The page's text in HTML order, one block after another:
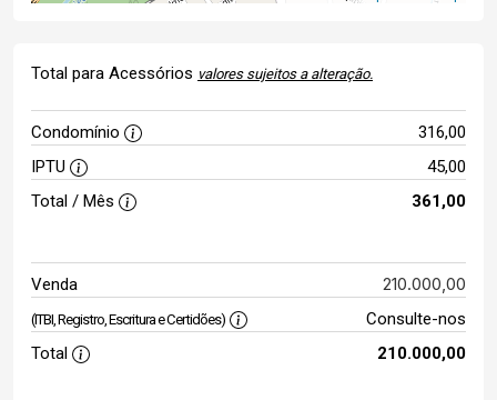
Total para Acessórios valores sujeitos a alteração.
Condomínio
316,00
IPTU
45,00
Total / Mês
361,00
Venda 210.000,00
(ITBI, Registro, Escritura e Certidões)
Consulte-nos
Total
210.000,00